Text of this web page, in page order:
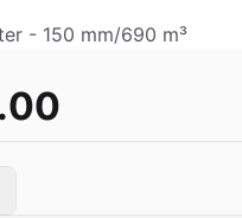
- 150 mm/690 m³